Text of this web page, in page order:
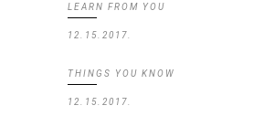
LEARN FROM YOU
12.15.2017.
THINGS YOU KNOW
12.15.2017.